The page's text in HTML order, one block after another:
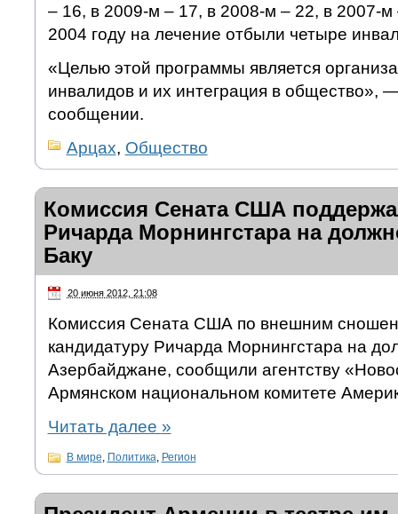
– 16, в 2009-м – 17, в 2008-м – 22, в 2007-
2004 году на лечение отбыли четыре
«Целью этой программы является
инвалидов и их интеграция в общество»,
сообщении.
Арцах, Общество
Комиссия Сената США
Ричарда Морнингстара на
Баку
20 июня 2012, 21:08
Комиссия Сената США по внешним
кандидатуру Ричарда Морнингстара на
Азербайджане, сообщили агентству
Армянском национальном комитете
Читать далее »
В мире Политика Регион